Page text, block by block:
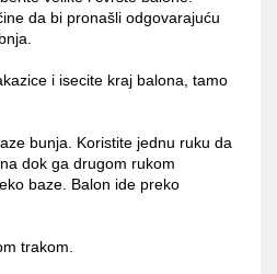
da bi pronašli odgovarajuću
i isecite kraj balona, tamo
bunja. Koristite jednu ruku da
dok ga drugom rukom
baze. Balon ide preko
trakom.